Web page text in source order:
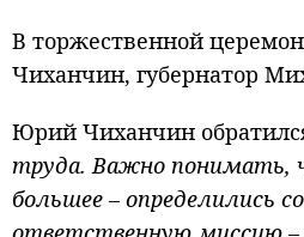
В торжественной
Чиханчин, губернатор
Юрий Чиханчин
труда. Важно понимать,
большее – определились